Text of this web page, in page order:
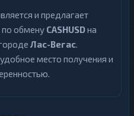
и предлагает
по обмену CASHUSDна
Лас-Вегас.
место получения и